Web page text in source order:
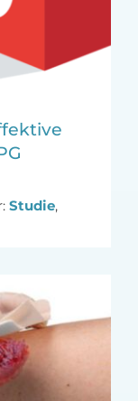
Studie,